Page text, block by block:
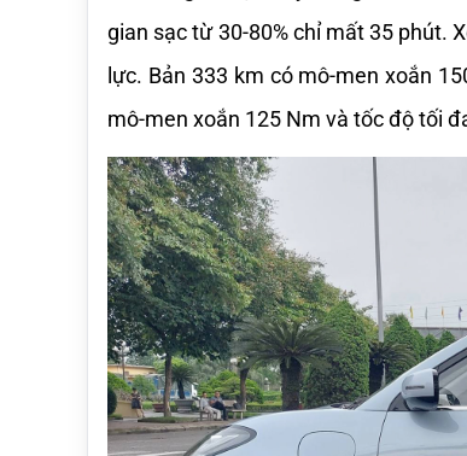
gian sạc từ 30-80% chỉ mất 35 phút.
lực. Bản 333 km có mô-men xoắn
mô-men xoắn 125 Nm và tốc độ tối